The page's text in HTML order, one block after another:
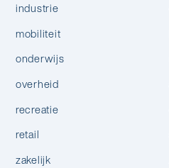
industrie
mobiliteit
onderwijs
overheid
recreatie
retail
zakelijk